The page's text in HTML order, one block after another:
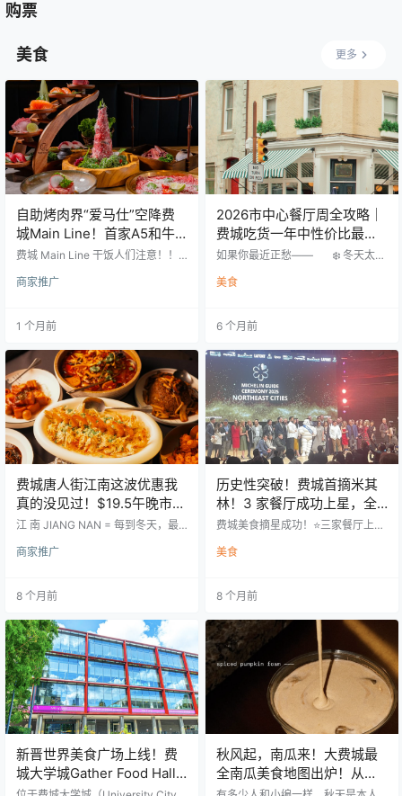
购票
美食 更多
自助烤肉界“爱马仕”空降费
城Main Line！首家A5和牛
高端日式烧烤自助牛宴Ogyu
你解锁！
费城 Main Line 干饭人们注意！！
牛宴 Ogyu Japanese BBQ 直接刷
dmore 接手原 Iron Hill Brewery黄
Li 匠心打造 将传统日式料理精髓 ×
现代烤肉高级感完美融合 不管是周
末聚餐、朋友约饭、情侣…
商家推广
1 个月前
2026市中心餐厅周全攻略｜
费城吃货一年中性价比最高
的两周来了！附小编私藏必
如果你最近正愁—— ❄️ 冬天太
时舍不得点 💔 需要“吃点好的治
taurant Week），就是为你准备
美食
6 个月前
费城唐人街江南这波优惠我
真的没见过！$19.5午晚市套
餐+硬菜3送1！完蛋，我要
江 南 JIANG NAN = 每到冬天，最
香。像回家、像回国、像回到最熟
度惊喜：午市&晚市套餐从原价 $35
满、治愈又家常。 新品如小麻花辣
子鸡、黑松露菌菇焖饭等也同步上
线；经典菜如毛血旺、小炒肉继续
稳坐下饭王宝座。 拉到文章底部，
还有整套「福利集合…
商家推广
8 个月前
历史性突破！费城首摘米其
林！3 家餐厅成功上星，全
名单在这！
费城美食摘星成功！⭐️三家餐厅上榜
手点个评还没去过的宝宝们……是不
的“东北城市指南”（Michelin Guide
来了自己的第一批米其林星星！ 共
有 3 家餐厅获一星，另有 11 家餐厅
获得特别荣誉。 ⭐ 三家获一星餐厅
（1 Star…
美食
8 个月前
新晋世界美食广场上线！费
城大学城Gather Food Hall
开业！6大异国美食一站打
秋风起，南瓜来！大费城最
全南瓜美食地图出炉！从拿
铁、蛋糕、甜甜圈到鸡尾